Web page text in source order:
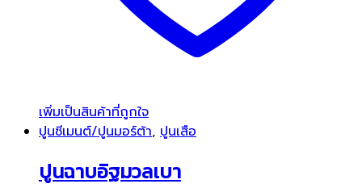
เพิ่มเป็นสินค้าที่ถูกใจ
ปูนซีเมนต์/ปูนมอร์ต้า, ปูนเสือ
ปูนฉาบอิฐมวลเบา